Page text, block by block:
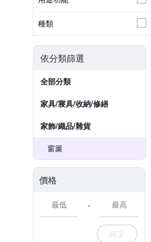
種類
依分類篩選
全部分類
家具/寢具/收納/修繕
家飾/織品/雜貨
窗簾
價格
-
確定